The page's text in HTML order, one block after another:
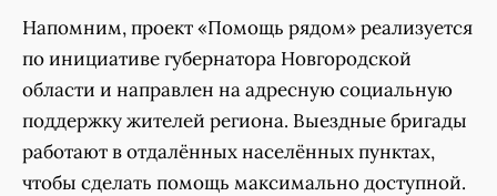
Напомним, проект «Помощь рядом» реализуется
по инициативе губернатора Новгородской
области и направлен на адресную социальную
поддержку жителей региона. Выездные бригады
работают в отдалённых населённых пунктах,
чтобы сделать помощь максимально доступной.